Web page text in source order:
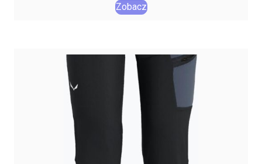
Zobacz